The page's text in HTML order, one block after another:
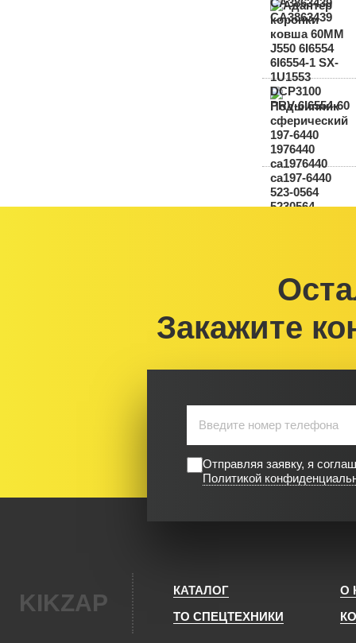
Закажите
Отправляя заявку, я
Политикой
KIKZAP КАТАЛОГ
О
ТО СПЕЦТЕХНИКИ